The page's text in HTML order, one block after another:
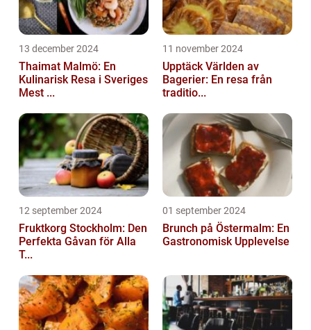
13 december 2024
Thaimat Malmö: En
Kulinarisk Resa i Sveriges
Mest ...
11 november 2024
Upptäck Världen av
Bagerier: En resa från
traditio...
12 september 2024
Fruktkorg Stockholm: Den
Perfekta Gåvan för Alla
T...
01 september 2024
Brunch på Östermalm: En
Gastronomisk Upplevelse